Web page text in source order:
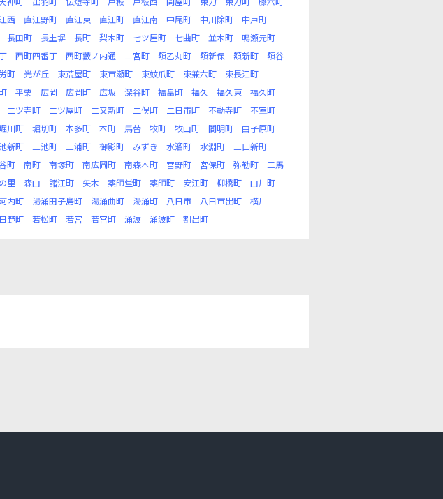
西 直江野町 直江東 直江町 直江南 中尾町 中川除町
中戸町
長田町 長土塀 長町 梨木町 七ツ屋町 七曲町 並木町
鳴瀬元町
西町四番丁 西町藪ノ内通 二宮町 額乙丸町 額新保 額新町
額谷
町 光が丘 東荒屋町 東市瀬町 東蚊爪町 東兼六町
東長江町
平栗 広岡 広岡町 広坂 深谷町 福畠町 福久 福久東
福久町
二ツ寺町 二ツ屋町 二又新町 二俣町 二日市町 不動寺町
不室町
川町 堀切町 本多町 本町 馬替 牧町 牧山町 間明町
曲子原町
新町 三池町 三浦町 御影町 みずき 水溜町 水淵町
三口新町
町 南町 南塚町 南広岡町 南森本町 宮野町 宮保町 弥勒町
三馬
里 森山 諸江町 矢木 薬師堂町 薬師町 安江町 柳橋町
山川町
内町 湯涌田子島町 湯涌曲町 湯涌町 八日市 八日市出町
横川
野町 若松町 若宮 若宮町 涌波 涌波町 割出町